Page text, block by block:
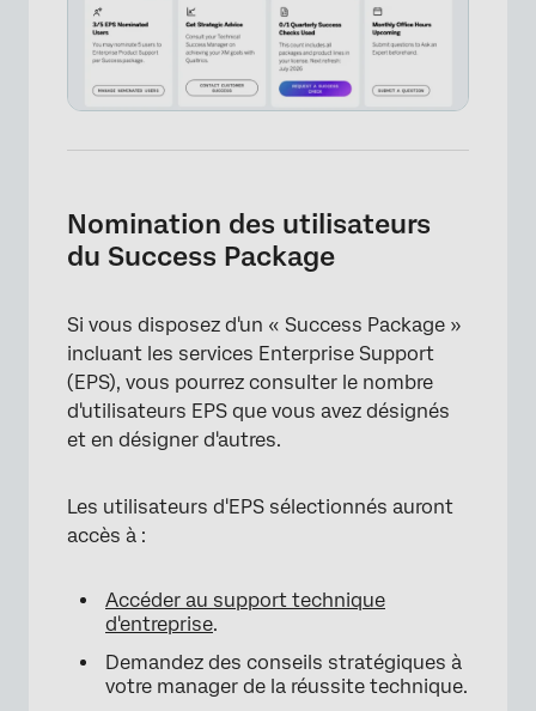
×
Nomination des utilisateurs
du Success Package
Si vous disposez d'un « Success Package »
incluant les services Enterprise Support
(EPS), vous pourrez consulter le nombre
d'utilisateurs EPS que vous avez désignés
et en désigner d'autres.
Les utilisateurs d'EPS sélectionnés auront
accès à :
Accéder au support technique
d'entreprise.
Demandez des conseils stratégiques à
votre manager de la réussite technique.